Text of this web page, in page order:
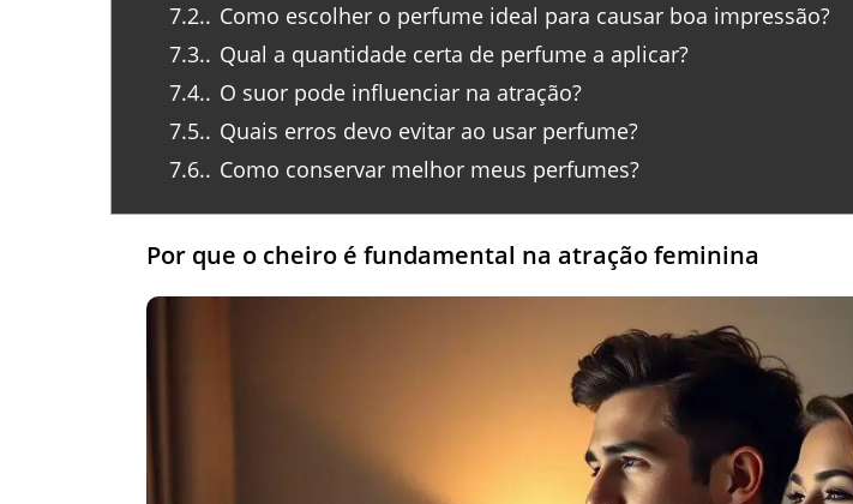
7.2. Como escolher o perfume ideal para causar boa impressão?
7.3. Qual a quantidade certa de perfume a aplicar?
7.4. O suor pode influenciar na atração?
7.5. Quais erros devo evitar ao usar perfume?
7.6. Como conservar melhor meus perfumes?
Por que o cheiro é fundamental na atração feminina